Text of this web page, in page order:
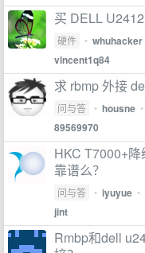
买 DELL
硬件 • whuhacker
vincent1q84
求 rbmp 外接
问与答 • housne •
89569970
HKC T7000+
靠谱么？
问与答 • iyuyue •
jint
Rmbp和dell